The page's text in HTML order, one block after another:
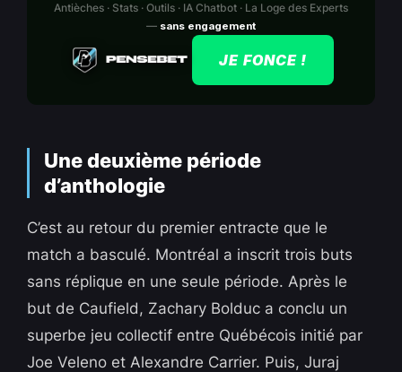
Antièches · Stats · Outils · IA Chatbot · La Loge des Experts
— sans engagement
JE FONCE !
Une deuxième période
d’anthologie
C’est au retour du premier entracte que le
match a basculé. Montréal a inscrit trois buts
sans réplique en une seule période. Après le
but de Caufield, Zachary Bolduc a conclu un
superbe jeu collectif entre Québécois initié par
Joe Veleno et Alexandre Carrier. Puis, Juraj